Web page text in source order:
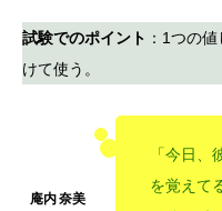
試験でのポイント ：1つの
けて使う。
「今日
を覚えて